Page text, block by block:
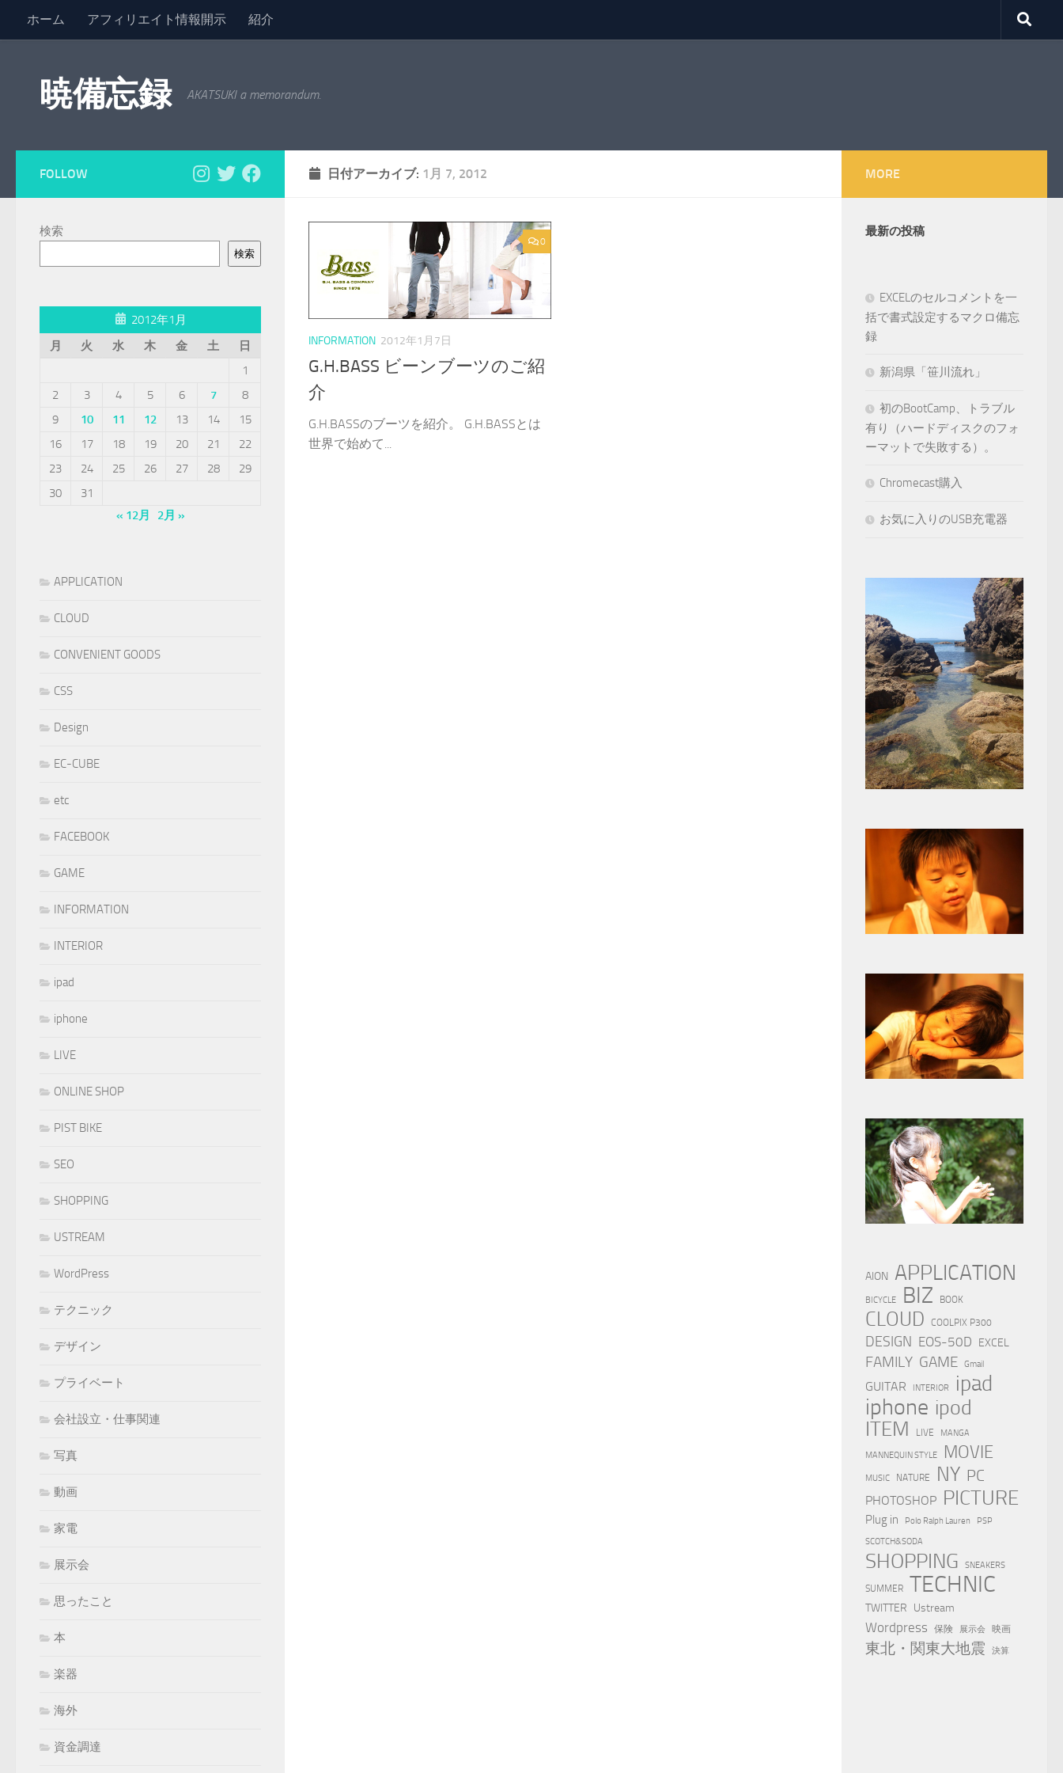
コンテンツへスキップ
ホーム アフィリエイト情報開示 紹介
暁備忘録 AKATSUKI a memorandum.
日付アーカイブ: 1月 7, 2012
0
INFORMATION 2012年1月7日
G.H.BASS ビーンブーツのご紹
介
G.H.BASSのブーツを紹介。 G.H.BASSとは
世界で始めて...
FOLLOW
検索
検索
2012年1月
月
火 水 木 金 土
日
1
2
3 4 5 6 7
8
9
10 11 12 13 14
15
16
17 18 19 20 21
22
23
24 25 26 27 28
29
30
31
« 12月
2月 »
APPLICATION
CLOUD
CONVENIENT GOODS
CSS
Design
EC-CUBE
etc
FACEBOOK
GAME
INFORMATION
INTERIOR
ipad
iphone
LIVE
ONLINE SHOP
PIST BIKE
SEO
SHOPPING
USTREAM
WordPress
テクニック
デザイン
プライベート
会社設立・仕事関連
写真
動画
家電
展示会
思ったこと
本
楽器
海外
資金調達
MORE
最新の投稿
EXCELのセルコメントを一
括で書式設定するマクロ備忘
録
新潟県「笹川流れ」
初のBootCamp、トラブル
有り（ハードディスクのフォ
ーマットで失敗する）。
Chromecast購入
お気に入りのUSB充電器
AION APPLICATION
BICYCLE BIZ BOOK
CLOUD COOLPIX P300
DESIGN EOS-50D EXCEL
FAMILY GAME Gmail
GUITAR INTERIOR ipad
iphone ipod
ITEM
LIVE MANGA
MANNEQUIN STYLE MOVIE
MUSIC NATURE NY PC
PHOTOSHOP PICTURE
Plug in Polo Ralph Lauren
PSP
SCOTCH&SODA
SHOPPING SNEAKERS
SUMMER TECHNIC
TWITTER Ustream
Wordpress 保険 展示会 映画
東北・関東大地震 決算